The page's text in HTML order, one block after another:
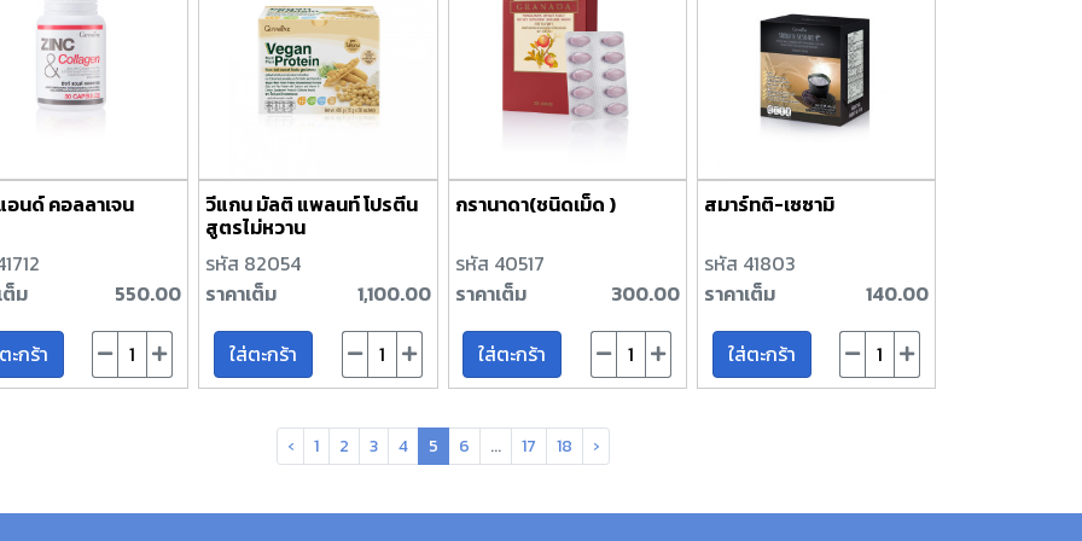
อนด์ คอลลาเจน
ต็ม
550.00
ะกร้า
วีแกน มัลติ แพลนท์ โปรตีน
สูตรไม่หวาน
รหัส 82054
ราคาเต็ม
1,100.00
ใส่ตะกร้า
กรานาดา(ชนิดเม็ด )
รหัส 40517
ราคาเต็ม
300.00
ใส่ตะกร้า
สมาร์ทติ-เซซามิ
รหัส 41803
ราคาเต็ม
140.00
ใส่ตะกร้า
‹ 1 2 3 4 5 6 ... 17 18 ›